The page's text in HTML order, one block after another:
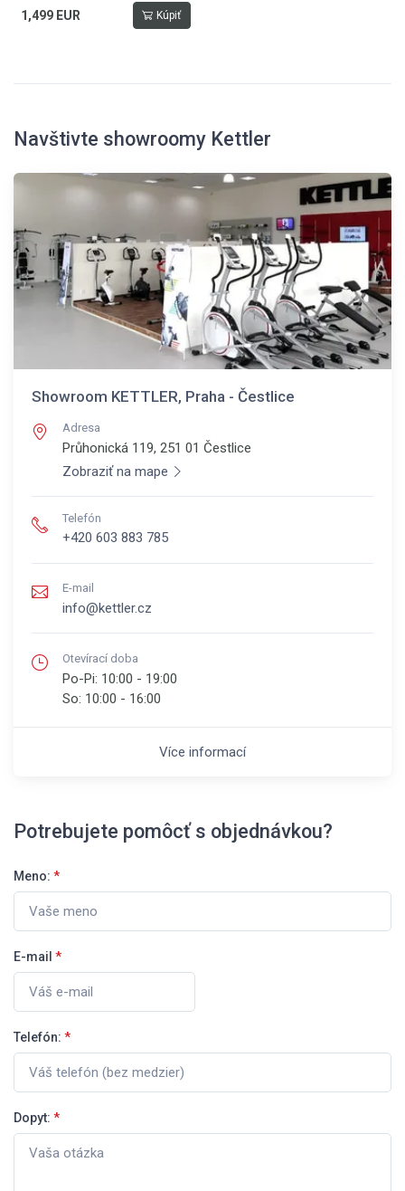
1,499 EUR Kúpiť
Navštivte showroomy Kettler
Showroom KETTLER, Praha - Čestlice
Adresa
Průhonická 119, 251 01 Čestlice
Zobraziť na mape
Telefón
+420 603 883 785
E-mail
info@kettler.cz
Otevírací doba
Po-Pi: 10:00 - 19:00
So: 10:00 - 16:00
Více informací
Potrebujete pomôcť s objednávkou?
Meno: *
E-mail *
Telefón: *
Dopyt: *